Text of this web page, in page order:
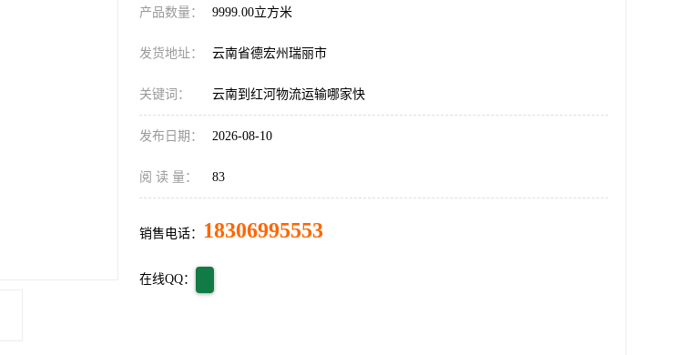
产品数量： 9999.00立方米
发货地址： 云南省德宏州瑞丽市
关键词： 云南到红河物流运输哪家快
发布日期： 2026-08-10
阅 读 量： 83
销售电话： 18306995553
在线QQ：